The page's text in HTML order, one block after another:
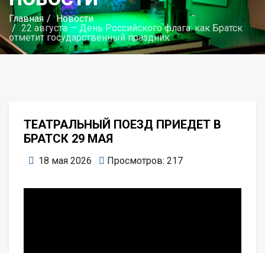
Главная
Новости
22 августа — День Российского флага: как Братск
отметит государственный праздник
ТЕАТРАЛЬНЫЙ ПОЕЗД ПРИЕДЕТ В
БРАТСК 29 МАЯ
18 мая 2026 Просмотров: 217